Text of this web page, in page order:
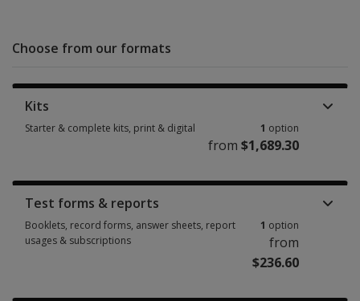
Choose from our formats
Kits
Starter & complete kits, print & digital 1 option
from $1,689.30
Test forms & reports
Booklets, record forms, answer sheets, report
usages & subscriptions
1 option
from
$236.60